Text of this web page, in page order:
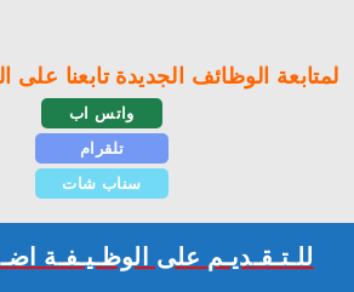
لمتابعة الوظائف الجديدة تابعنا على
واتس اب
تلقرام
سناب شات
للـتـقـديـم على الوظـيـفـة